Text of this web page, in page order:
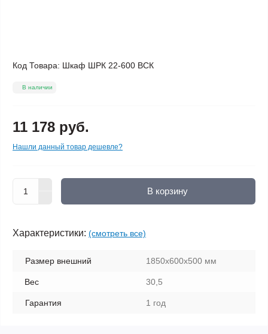
Код Товара: Шкаф ШРК 22-600 ВСК
В наличии
11 178 руб.
Нашли данный товар дешевле?
В корзину
Характеристики: (смотреть все)
Размер внешний 1850х600х500 мм
Вес 30,5
Гарантия 1 год